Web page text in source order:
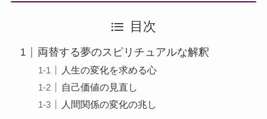
目次
両替する夢のスピリチュアルな解釈
人生の変化を求める心
自己価値の見直し
人間関係の変化の兆し